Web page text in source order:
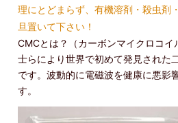
理にとどまらず、有機溶剤・殺虫剤
旦置いて下さい！
CMCとは？（カーボンマイクロコ
士らにより世界で初めて発見された
です。波動的に電磁波を健康に悪影
す。